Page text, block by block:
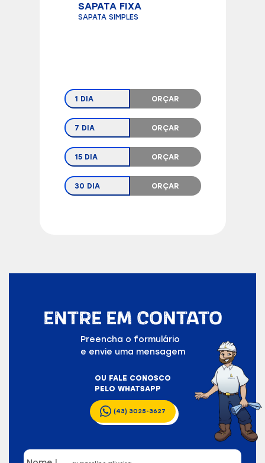
SAPATA FIXA
SAPATA SIMPLES
1 DIA ORÇAR
7 DIA ORÇAR
15 DIA ORÇAR
30 DIA ORÇAR
ENTRE EM CONTATO
Preencha o formulário
e envie uma mensagem
OU FALE CONOSCO
PELO WHATSAPP
(43) 3025-3627